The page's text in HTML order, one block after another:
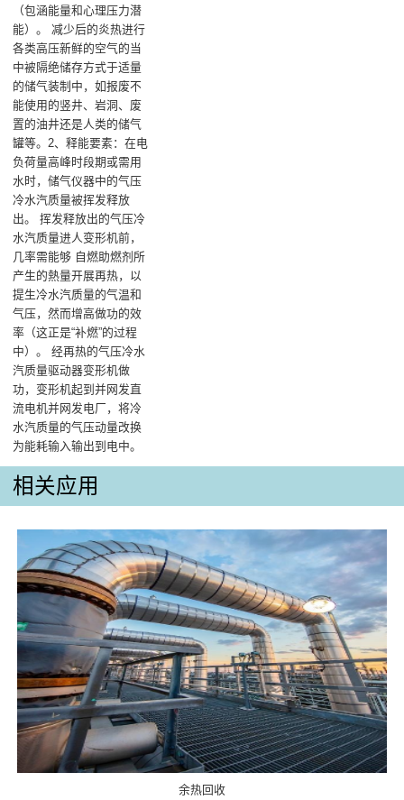
（包涵能量和心理压力潜
能）‌。 减少后的炎热进行
各类高压新鲜的空气的当
中被隔绝储存方式于适量
的储气装制中，如报废不
能使用的竖井、岩洞、废
置的油井还是人类的储气
罐等‌。‌2、释能要素‌：在电
负荷量高峰时段期或需用
水时，储气仪器中的气压
冷水汽质量被挥发释放
出‌。 挥发释放出的气压冷
水汽质量进人变形机前，
几率需能够 自燃助燃剂所
产生的熱量开展再热，以
提生冷水汽质量的气温和
气压，然而增高做功的效
率（这正是“补燃”的过程
中）‌。 经再热的气压冷水
汽质量驱动器变形机做
功，变形机起到并网发直
流电机并网发电厂，将冷
水汽质量的气压动量改换
为能耗输入输出到电中‌。
相关应用
余热回收